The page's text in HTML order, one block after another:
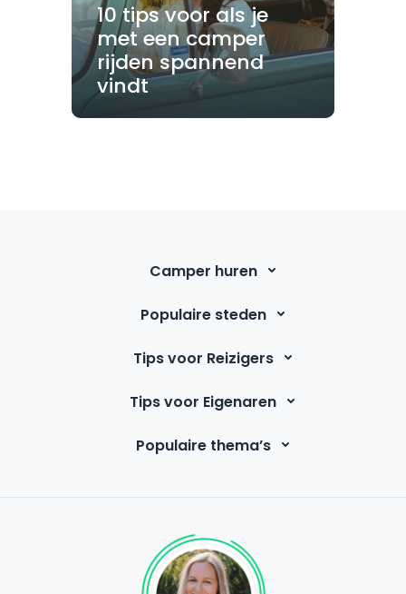
10 tips voor als je
met een camper
rijden spannend
vindt
Camper huren
Populaire steden
Tips voor Reizigers
Tips voor Eigenaren
Populaire thema’s